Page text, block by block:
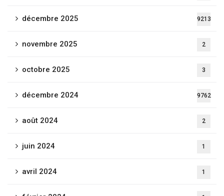
décembre 2025 9213
novembre 2025 2
octobre 2025 3
décembre 2024 9762
août 2024 2
juin 2024 1
avril 2024 1